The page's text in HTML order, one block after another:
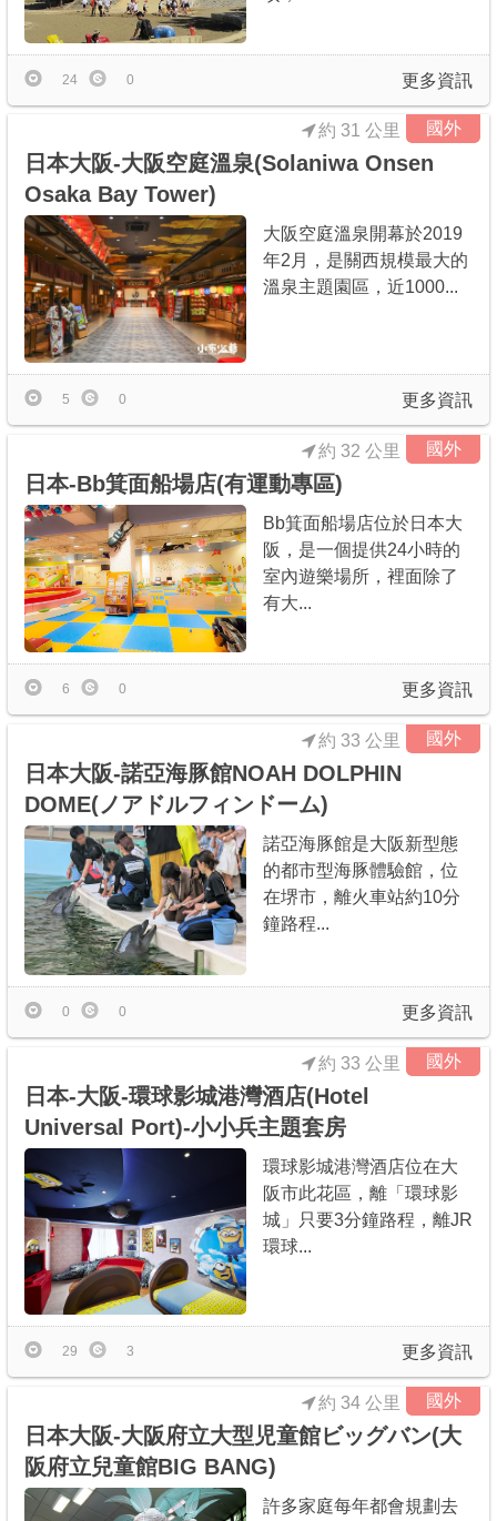
更多資訊
24 0
國外
日本大阪-大阪空庭溫泉(Solaniwa Onsen
Osaka Bay Tower)
約 31 公里
大阪空庭溫泉開幕於2019
年2月，是關西規模最大的
溫泉主題園區，近1000...
更多資訊
5 0
國外
日本-Bb箕面船場店(有運動專區)
約 32 公里
Bb箕面船場店位於日本大
阪，是一個提供24小時的
室內遊樂場所，裡面除了
有大...
更多資訊
6 0
國外
日本大阪-諾亞海豚館NOAH DOLPHIN
DOME(ノアドルフィンドーム)
約 33 公里
諾亞海豚館是大阪新型態
的都市型海豚體驗館，位
在堺市，離火車站約10分
鐘路程...
更多資訊
0 0
國外
日本-大阪-環球影城港灣酒店(Hotel
Universal Port)-小小兵主題套房
約 33 公里
環球影城港灣酒店位在大
阪市此花區，離「環球影
城」只要3分鐘路程，離JR
環球...
更多資訊
29 3
國外
日本大阪-大阪府立大型児童館ビッグバン(大
阪府立兒童館BIG BANG)
約 34 公里
許多家庭每年都會規劃去